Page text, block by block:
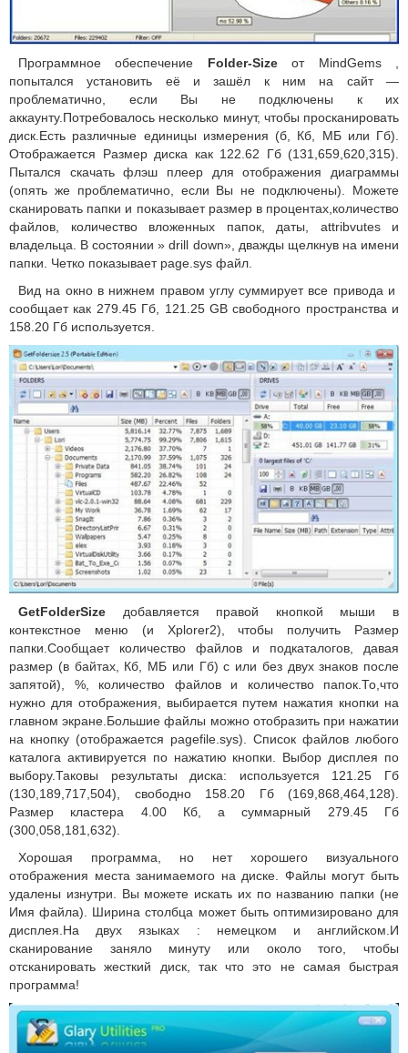
Программное обеспечение Folder-Sizeот MindGems ,
попытался установить её и зашёл к ним на сайт —
проблематично, если Вы не подключены к их
аккаунту.Потребовалось несколько минут, чтобы просканировать
диск.Есть различные единицы измерения (б, Кб, МБ или Гб).
Отображается Размер диска как 122.62 Гб (131,659,620,315).
Пытался скачать флэш плеер для отображения диаграммы
(опять же проблематично, если Вы не подключены). Можете
сканировать папки и показывает размер в процентах,количество
файлов, количество вложенных папок, даты, attribvutes и
владельца. В состоянии » drill down», дважды щелкнув на имени
папки. Четко показывает page.sys файл.
Вид на окно в нижнем правом углу суммирует все привода и
сообщает как 279.45 Гб, 121.25 GB свободного пространства и
158.20 Гб используется.
GetFolderSize добавляется правой кнопкой мыши в
контекстное меню (и Xplorer2), чтобы получить Размер
папки.Сообщает количество файлов и подкаталогов, давая
размер (в байтах, Кб, МБ или Гб) с или без двух знаков после
запятой), %, количество файлов и количество папок.То,что
нужно для отображения, выбирается путем нажатия кнопки на
главном экране.Большие файлы можно отобразить при нажатии
на кнопку (отображается pagefile.sys). Список файлов любого
каталога активируется по нажатию кнопки. Выбор дисплея по
выбору.Таковы результаты диска: используется 121.25 Гб
(130,189,717,504), свободно 158.20 Гб (169,868,464,128).
Размер кластера 4.00 Кб, а суммарный 279.45 Гб
(300,058,181,632).
Хорошая программа, но нет хорошего визуального
отображения места занимаемого на диске. Файлы могут быть
удалены изнутри. Вы можете искать их по названию папки (не
Имя файла). Ширина столбца может быть оптимизировано для
дисплея.На двух языках : немецком и английском.И
сканирование заняло минуту или около того, чтобы
отсканировать жесткий диск, так что это не самая быстрая
программа!